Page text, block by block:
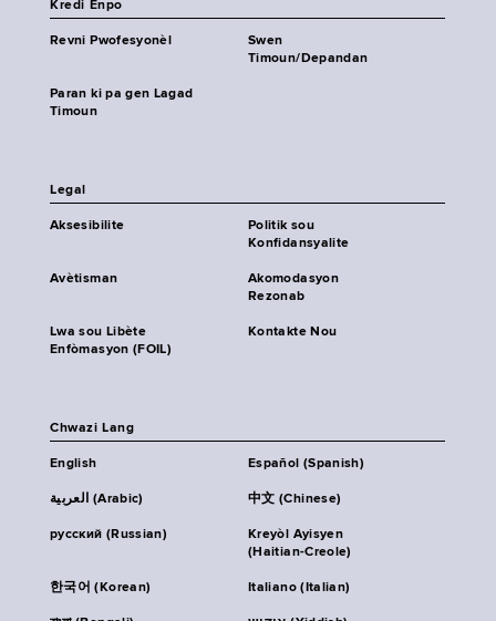
Kredi Enpo
Revni Pwofesyonèl
Swen
Timoun/Depandan
Paran ki pa gen Lagad
Timoun
Legal
Aksesibilite
Politik sou
Konfidansyalite
Avètisman
Akomodasyon
Rezonab
Lwa sou Libète
Enfòmasyon (FOIL)
Kontakte Nou
Chwazi Lang
English Español (Spanish)
العربية (Arabic) 中文 (Chinese)
русский (Russian)
Kreyòl Ayisyen
(Haitian-Creole)
한국어 (Korean) Italiano (Italian)